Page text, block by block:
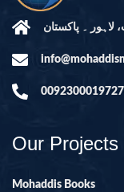
لاہور ۔ پاکستان
Our Projects
Mohaddis Books